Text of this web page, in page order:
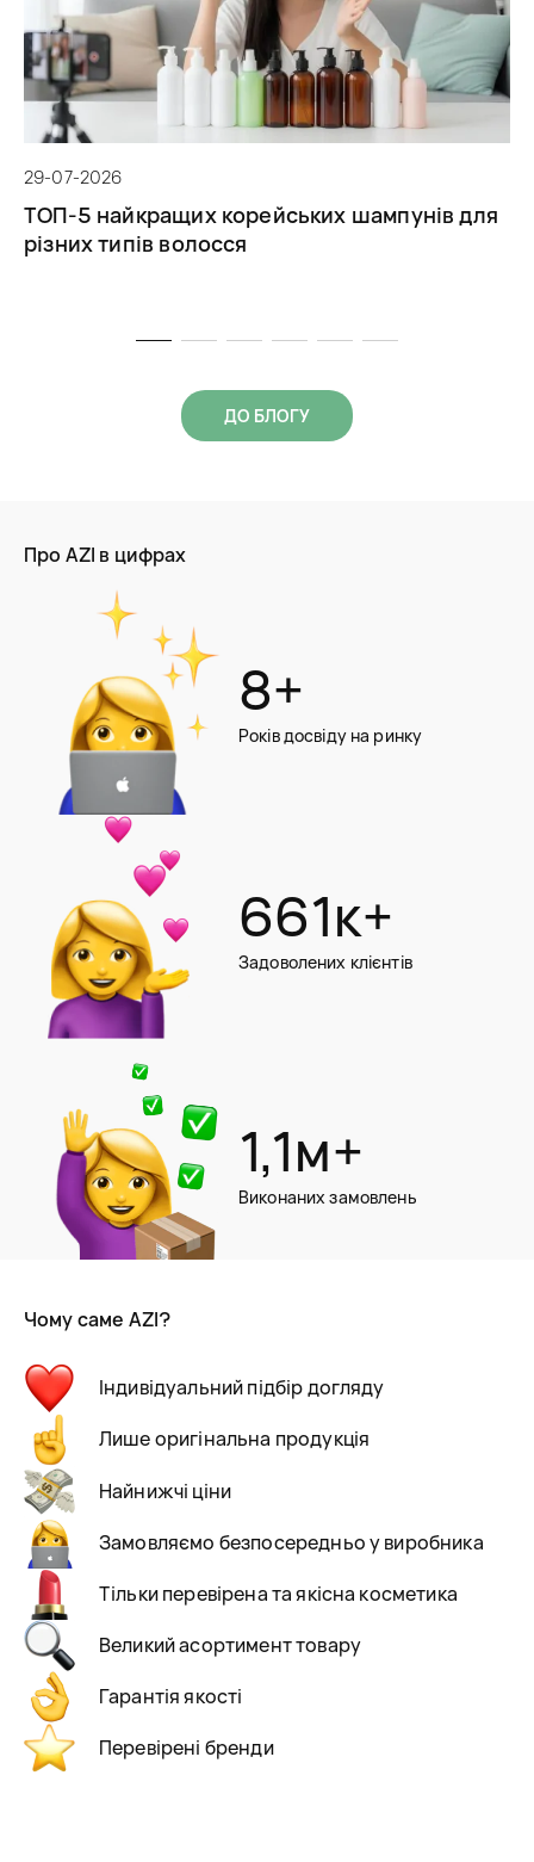
29-07-2026
ТОП-5 найкращих корейських шампунів для
різних типів волосся
ДО БЛОГУ
Про AZI в цифрах
8+
Років досвіду на ринку
661к+
Задоволених клієнтів
1,1м+
Виконаних замовлень
Чому саме AZI?
Індивідуальний підбір догляду
Лише оригінальна продукція
Найнижчі ціни
Замовляємо безпосередньо у виробника
Тільки перевірена та якісна косметика
Великий асортимент товару
Гарантія якості
Перевірені бренди